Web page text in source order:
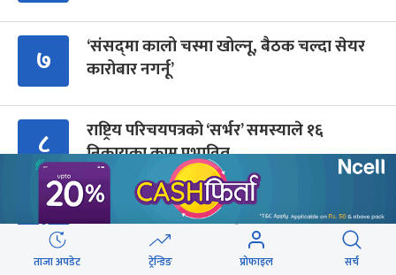
७
‘संसद्‍मा कालो चस्मा खोल्नू, बैठक चल्दा सेयर
कारोबार नगर्नू’
८
राष्ट्रिय परिचयपत्रको ‘सर्भर’ समस्याले १६
निकायका काम प्रभावित
९
सर्वोच्चले कांग्रेस विवाद पुनरावलोकन गर्न आदेश
दिनुको आधार के हो ?
ताजा अपडेट ट्रेन्डिङ प्रोफाइल सर्च